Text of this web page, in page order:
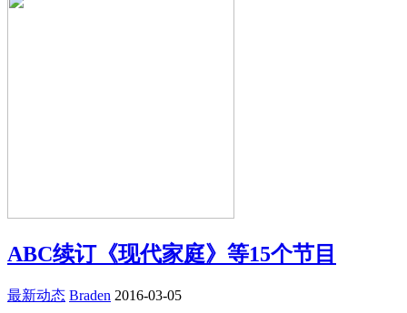
ABC续订《现代家庭》等15个节目
最新动态 Braden 2016-03-05